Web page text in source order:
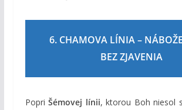
6. CHAMOVA LÍNIA –
BEZ ZJAVENIA
PopriŠémovej línii, ktorou Boh niesol